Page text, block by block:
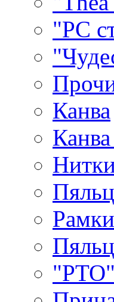
"РС
Канва
Рамки
"РТО"